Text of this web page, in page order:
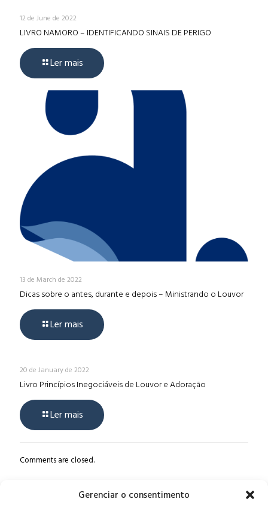
Gerenciar o consentimento
12 de June de 2022
LIVRO NAMORO – IDENTIFICANDO SINAIS DE PERIGO
Ler mais
13 de March de 2022
Dicas sobre o antes, durante e depois – Ministrando o Louvor
Ler mais
20 de January de 2022
Livro Princípios Inegociáveis de Louvor e Adoração
Ler mais
Comments are closed.